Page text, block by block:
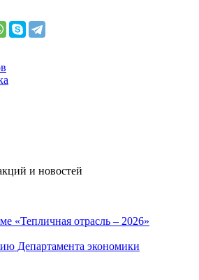
и новостей
«Тепличная отрасль – 2026»
Департамента экономики